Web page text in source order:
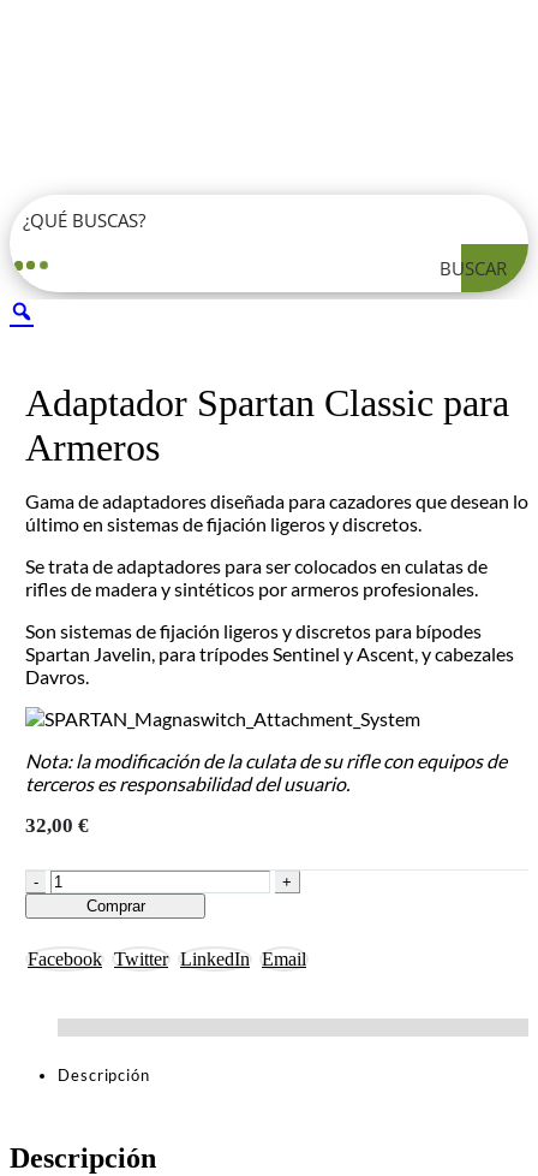
BUSCAR
Adaptador Spartan Classic para
Armeros
Gama de adaptadores diseñada para cazadores que desean lo
último en sistemas de fijación ligeros y discretos.
Se trata de adaptadores para ser colocados en culatas de
rifles de madera y sintéticos por armeros profesionales.
Son sistemas de fijación ligeros y discretos para bípodes
Spartan Javelin, para trípodes Sentinel y Ascent, y cabezales
Davros.
Nota: la modificación de la culata de su rifle con equipos de
terceros es responsabilidad del usuario.
32,00 €
-
+
Comprar
Facebook Twitter LinkedIn Email
Descripción
Descripción